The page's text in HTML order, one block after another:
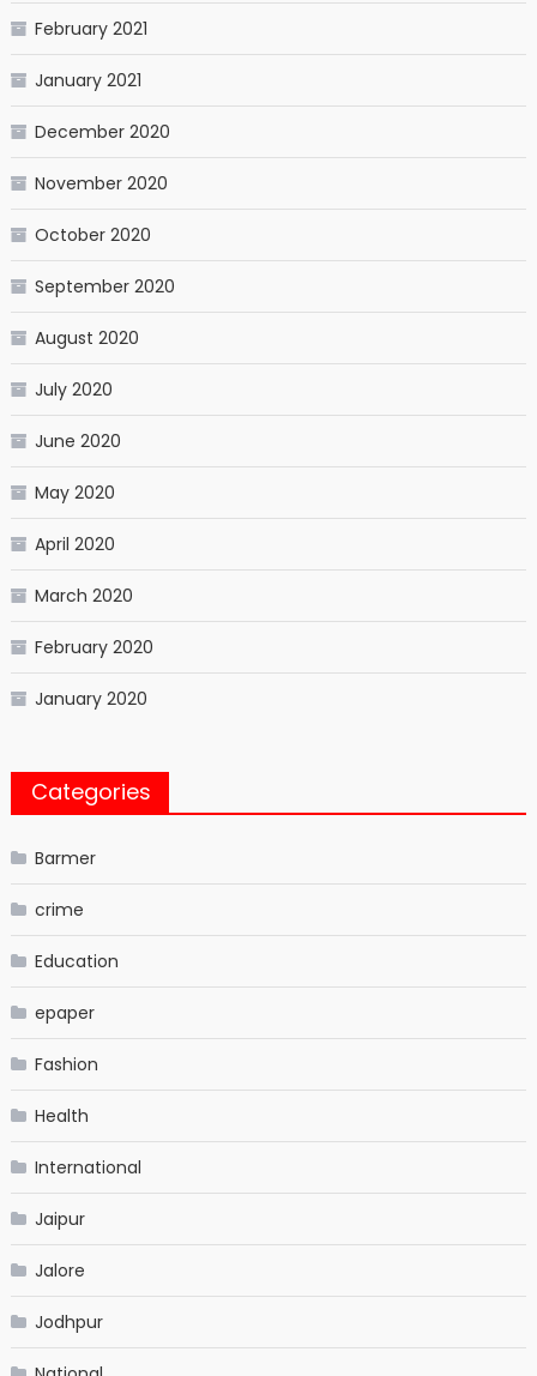
February 2021
January 2021
December 2020
November 2020
October 2020
September 2020
August 2020
July 2020
June 2020
May 2020
April 2020
March 2020
February 2020
January 2020
Categories
Barmer
crime
Education
epaper
Fashion
Health
International
Jaipur
Jalore
Jodhpur